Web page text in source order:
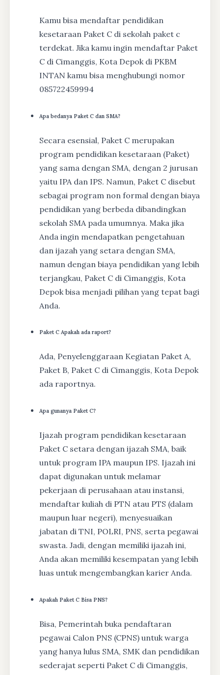
Kamu bisa mendaftar pendidikan
kesetaraan Paket C di sekolah paket c
terdekat. Jika kamu ingin mendaftar Paket
C di Cimanggis, Kota Depok di PKBM
INTAN kamu bisa menghubungi nomor
085722459994
Apa bedanya Paket C dan SMA?
Secara esensial, Paket C merupakan
program pendidikan kesetaraan (Paket)
yang sama dengan SMA, dengan 2 jurusan
yaitu IPA dan IPS. Namun, Paket C disebut
sebagai program non formal dengan biaya
pendidikan yang berbeda dibandingkan
sekolah SMA pada umumnya. Maka jika
Anda ingin mendapatkan pengetahuan
dan ijazah yang setara dengan SMA,
namun dengan biaya pendidikan yang lebih
terjangkau, Paket C di Cimanggis, Kota
Depok bisa menjadi pilihan yang tepat bagi
Anda.
Paket C Apakah ada raport?
Ada, Penyelenggaraan Kegiatan Paket A,
Paket B, Paket C di Cimanggis, Kota Depok
ada raportnya.
Apa gunanya Paket C?
Ijazah program pendidikan kesetaraan
Paket C setara dengan ijazah SMA, baik
untuk program IPA maupun IPS. Ijazah ini
dapat digunakan untuk melamar
pekerjaan di perusahaan atau instansi,
mendaftar kuliah di PTN atau PTS (dalam
maupun luar negeri), menyesuaikan
jabatan di TNI, POLRI, PNS, serta pegawai
swasta. Jadi, dengan memiliki ijazah ini,
Anda akan memiliki kesempatan yang lebih
luas untuk mengembangkan karier Anda.
Apakah Paket C Bisa PNS?
Bisa, Pemerintah buka pendaftaran
pegawai Calon PNS (CPNS) untuk warga
yang hanya lulus SMA, SMK dan pendidikan
sederajat seperti Paket C di Cimanggis,